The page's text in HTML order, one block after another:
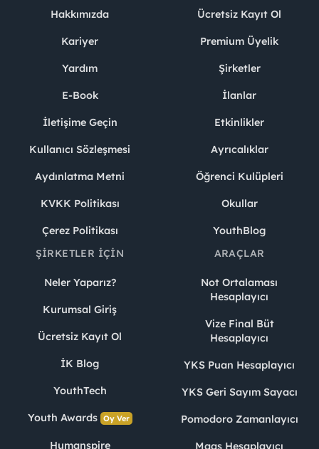
Hakkımızda
Kariyer
Yardım
E-Book
İletişime Geçin
Kullanıcı Sözleşmesi
Aydınlatma Metni
KVKK Politikası
Çerez Politikası
Ücretsiz Kayıt Ol
Premium Üyelik
Şirketler
İlanlar
Etkinlikler
Ayrıcalıklar
Öğrenci Kulüpleri
Okullar
YouthBlog
ŞIRKETLER İÇIN
Neler Yaparız?
Kurumsal Giriş
Ücretsiz Kayıt Ol
İK Blog
YouthTech
Youth Awards Oy Ver
Humanspire
ARAÇLAR
Not Ortalaması
Hesaplayıcı
Vize Final Büt
Hesaplayıcı
YKS Puan Hesaplayıcı
YKS Geri Sayım Sayacı
Pomodoro Zamanlayıcı
Maaş Hesaplayıcı